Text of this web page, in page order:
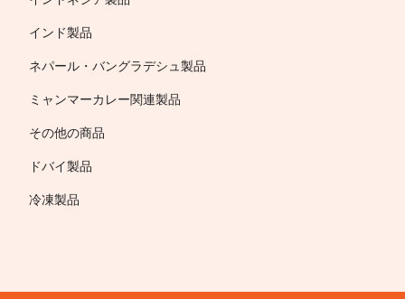
インド製品
ネパール・バングラデシュ製品
ミャンマーカレー関連製品
その他の商品
ドバイ製品
冷凍製品